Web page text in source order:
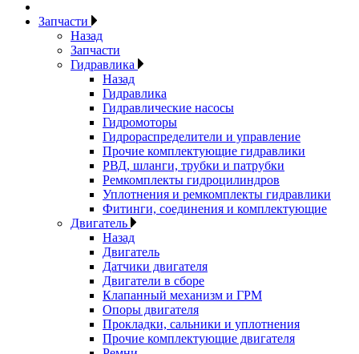
Запчасти
Назад
Запчасти
Гидравлика
Назад
Гидравлика
Гидравлические насосы
Гидромоторы
Гидрораспределители и управление
Прочие комплектующие гидравлики
РВД, шланги, трубки и патрубки
Ремкомплекты гидроцилиндров
Уплотнения и ремкомплекты гидравлики
Фитинги, соединения и комплектующие
Двигатель
Назад
Двигатель
Датчики двигателя
Двигатели в сборе
Клапанный механизм и ГРМ
Опоры двигателя
Прокладки, сальники и уплотнения
Прочие комплектующие двигателя